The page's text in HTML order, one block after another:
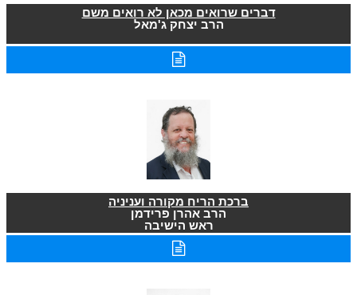
דברים שרואים מכאן לא רואים משם
הרב יצחק ג'מאל
ברכת הריח מקורה ועניניה
הרב אהרן פרידמן
ראש הישיבה